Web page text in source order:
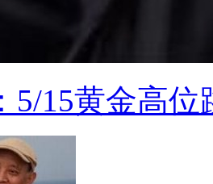
5/15黄金高位